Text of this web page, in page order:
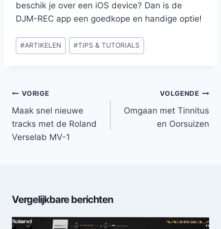
beschik je over een iOS device? Dan is de
DJM-REC app een goedkope en handige optie!
Bericht
tags:
#ARTIKELEN #TIPS & TUTORIALS
Bericht
VORIGE
Maak snel nieuwe
tracks met de Roland
Verselab MV-1
VOLGENDE
Omgaan met Tinnitus
en Oorsuizen
Vergelijkbare berichten